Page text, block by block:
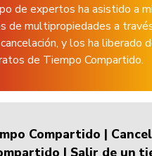
de expertos ha asistido a
de multipropiedades a
y los ha liberado
de Tiempo Compartido.
Compartido |
| Salir de un